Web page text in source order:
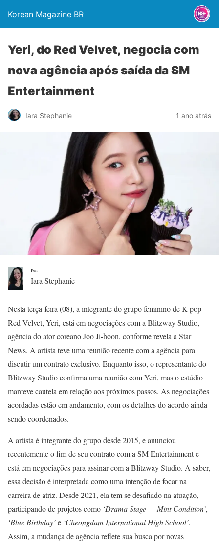
Korean Magazine BR
Yeri, do Red Velvet, negocia com
nova agência após saída da SM
Entertainment
Iara Stephanie 1 ano atrás
Por:
Iara Stephanie
Nesta terça-feira (08), a integrante do grupo feminino de K-pop
Red Velvet, Yeri, está em negociações com a Blitzway Studio,
agência do ator coreano Joo Ji-hoon, conforme revela a Star
News. A artista teve uma reunião recente com a agência para
discutir um contrato exclusivo. Enquanto isso, o representante do
Blitzway Studio confirma uma reunião com Yeri, mas o estúdio
manteve cautela em relação aos próximos passos. As negociações
acordadas estão em andamento, com os detalhes do acordo ainda
sendo coordenados.
A artista é integrante do grupo desde 2015, e anunciou
recentemente o fim de seu contrato com a SM Entertainment e
está em negociações para assinar com a Blitzway Studio. A saber,
essa decisão é interpretada como uma intenção de focar na
carreira de atriz. Desde 2021, ela tem se desafiado na atuação,
participando de projetos como ‘Drama Stage — Mint Condition’,
‘Blue Birthday’e ‘Cheongdam International High School’.
Assim, a mudança de agência reflete sua busca por novas